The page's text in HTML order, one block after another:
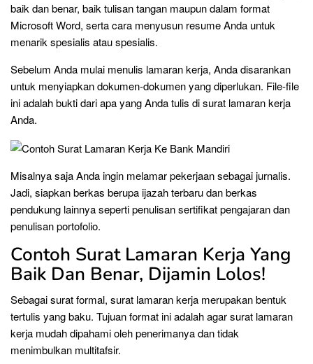
baik dan benar, baik tulisan tangan maupun dalam format
Microsoft Word, serta cara menyusun resume Anda untuk
menarik spesialis atau spesialis.
Sebelum Anda mulai menulis lamaran kerja, Anda disarankan
untuk menyiapkan dokumen-dokumen yang diperlukan. File-file
ini adalah bukti dari apa yang Anda tulis di surat lamaran kerja
Anda.
Misalnya saja Anda ingin melamar pekerjaan sebagai jurnalis.
Jadi, siapkan berkas berupa ijazah terbaru dan berkas
pendukung lainnya seperti penulisan sertifikat pengajaran dan
penulisan portofolio.
Contoh Surat Lamaran Kerja Yang
Baik Dan Benar, Dijamin Lolos!
Sebagai surat formal, surat lamaran kerja merupakan bentuk
tertulis yang baku. Tujuan format ini adalah agar surat lamaran
kerja mudah dipahami oleh penerimanya dan tidak
menimbulkan multitafsir.